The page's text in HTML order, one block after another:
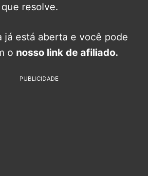
resolve.
já está aberta e você pode
o nosso link de afiliado.
PUBLICIDADE